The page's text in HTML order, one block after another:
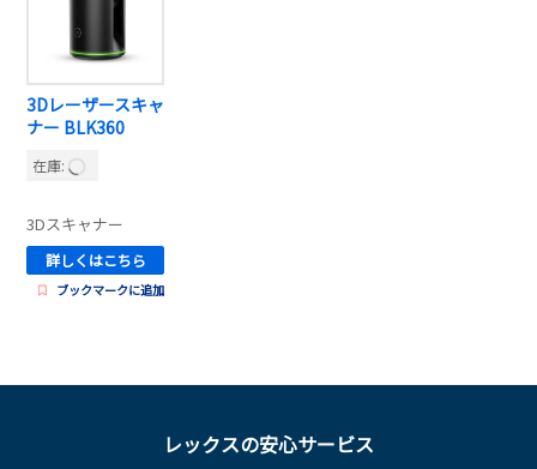
3Dレーザースキャ
ナー BLK360
在庫:
3Dスキャナー
詳しくはこちら
ブックマークに追加
レックスの安心サービス